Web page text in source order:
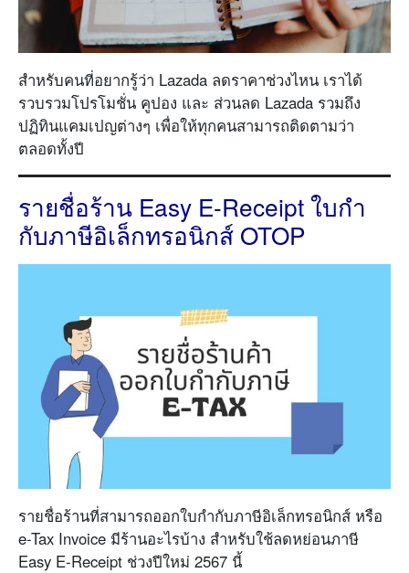
สำหรับคนที่อยากรู้ว่า Lazada ลดราคาช่วงไหน เราได้
รวบรวมโปรโมชั่น คูปอง และ ส่วนลด Lazada รวมถึง
ปฏิทินแคมเปญต่างๆ เพื่อให้ทุกคนสามารถติดตามว่า
ตลอดทั้งปี
รายชื่อร้าน Easy E-Receipt ใบกํา
กับภาษีอิเล็กทรอนิกส์ OTOP
รายชื่อร้านที่สามารถออกใบกำกับภาษีอิเล็กทรอนิกส์ หรือ
e-Tax Invoice มีร้านอะไรบ้าง สำหรับใช้ลดหย่อนภาษี
Easy E-Receipt ช่วงปีใหม่ 2567 นี้